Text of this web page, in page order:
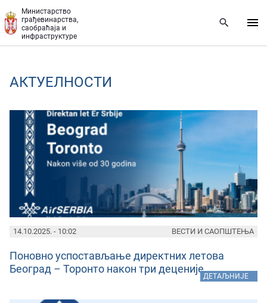
Министарство
грађевинарства,
саобраћаја и
инфраструктуре
AКТУЕЛНОСТИ
14.10.2025. - 10:02
Поновно успостављање директних летова
Београд – Торонто након три деценије
ДЕТАЉНИЈЕ
ВЕСТИ И САОПШТЕЊА
PAGES